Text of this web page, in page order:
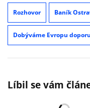
Rozhovor Baník
Dobýváme Evropu
Líbil se vám